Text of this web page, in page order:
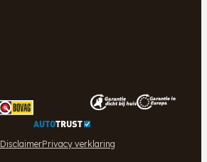
DisclaimerPrivacy verklaring